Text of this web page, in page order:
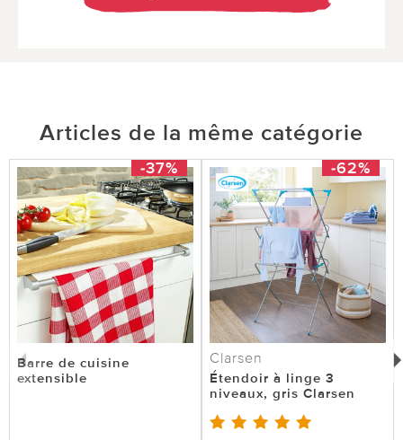
Articles de la même catégorie
-37%
Barre de cuisine
extensible
-62%
Clarsen
Étendoir à linge 3
niveaux, gris Clarsen